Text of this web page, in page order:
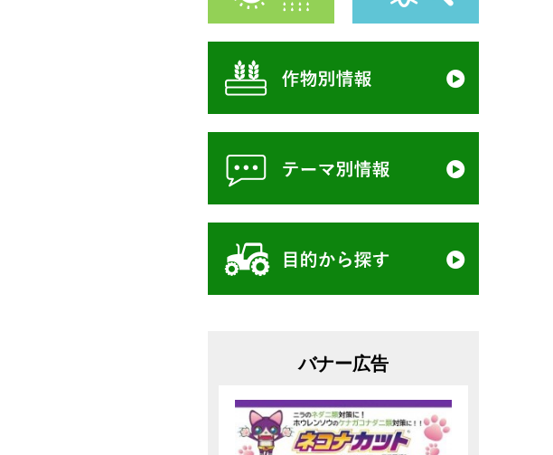
バナー広告